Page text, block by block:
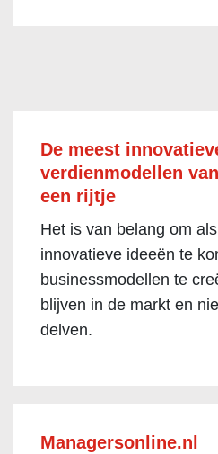
De meest
verdienmodellen
een rijtje
Het is van belang om
innovatieve ideeën te
businessmodellen te
blijven in de markt en
delven.
Managersonline.nl